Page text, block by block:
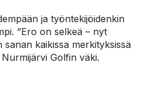
ja työntekijöidenkin
”Ero on selkeä – nyt
kaikissa merkityksissä
Golfin väki.